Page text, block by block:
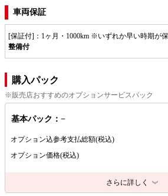
車両保証
[保証付]：1ヶ月・1000km ※いずれか早い時期が
整備付
購入パック
※販売店おすすめのオプションサービスパック
基本パック：−
オプション込参考支払総額(税込)
オプション価格(税込)
さらに詳しく